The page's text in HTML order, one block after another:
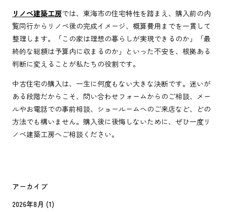
アーカイブ
2026年8月 (1)
リノベ建築工房では、東海市の住宅特性を踏まえ、購入前の内
覧同行からリノベ後の完成イメージ、概算費用までを一貫して
整理します。「この家は理想の暮らしが実現できるのか」「最
終的な総額は予算内に収まるのか」といった不安を、根拠ある
判断に変えることが私たちの役割です。
中古住宅の購入は、一生に何度もない大きな決断です。迷いが
ある段階だからこそ、問い合わせフォームからのご相談、メー
ルやお電話での事前相談、ショールームへのご来店など、どの
方法でも構いません。購入後に後悔しないために、ぜひ一度リ
ノベ建築工房へご相談ください。